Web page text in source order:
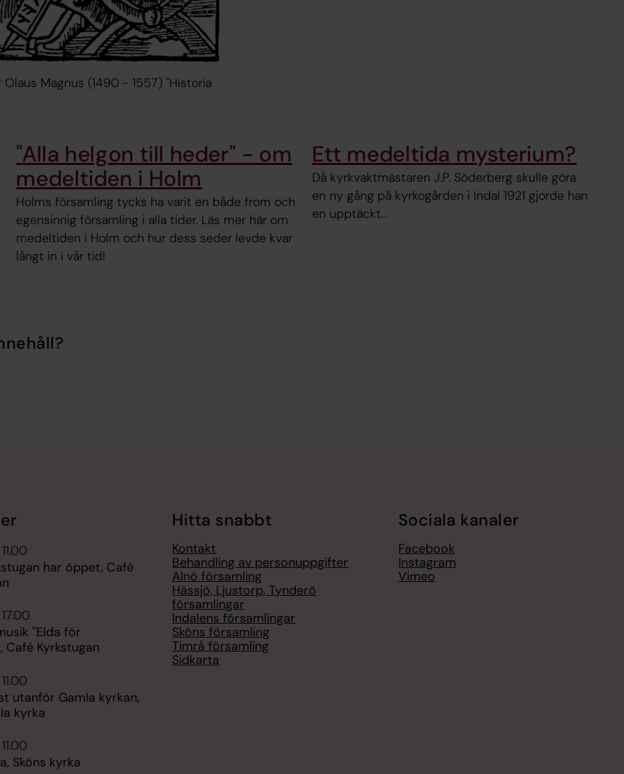
Magnus (1490 - 1557) "Historia
"Alla helgon till heder" - om
medeltiden i Holm
Holms församling tycks ha varit en både from och
egensinnig församling i alla tider. Läs mer här om
medeltiden i Holm och hur dess seder levde kvar
långt in i vår tid!
Ett medeltida mysterium?
Då kyrkvaktmästaren J.P. Söderberg skulle göra
en ny gång på kyrkogården i Indal 1921 gjorde han
en upptäckt...
har öppet, Café
''Elda för
Café Kyrkstugan
utanför Gamla kyrkan,
kyrka
Sköns kyrka
Hitta snabbt
Kontakt
Behandling av personuppgifter
Alnö församling
Hässjö, Ljustorp, Tynderö
församlingar
Indalens församlingar
Sköns församling
Timrå församling
Sidkarta
Sociala kanaler
Facebook
Instagram
Vimeo